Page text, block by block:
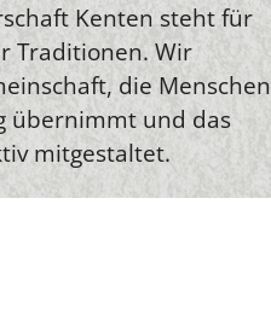
Kenten steht für
Traditionen. Wir
die Menschen
übernimmt und das
mitgestaltet.